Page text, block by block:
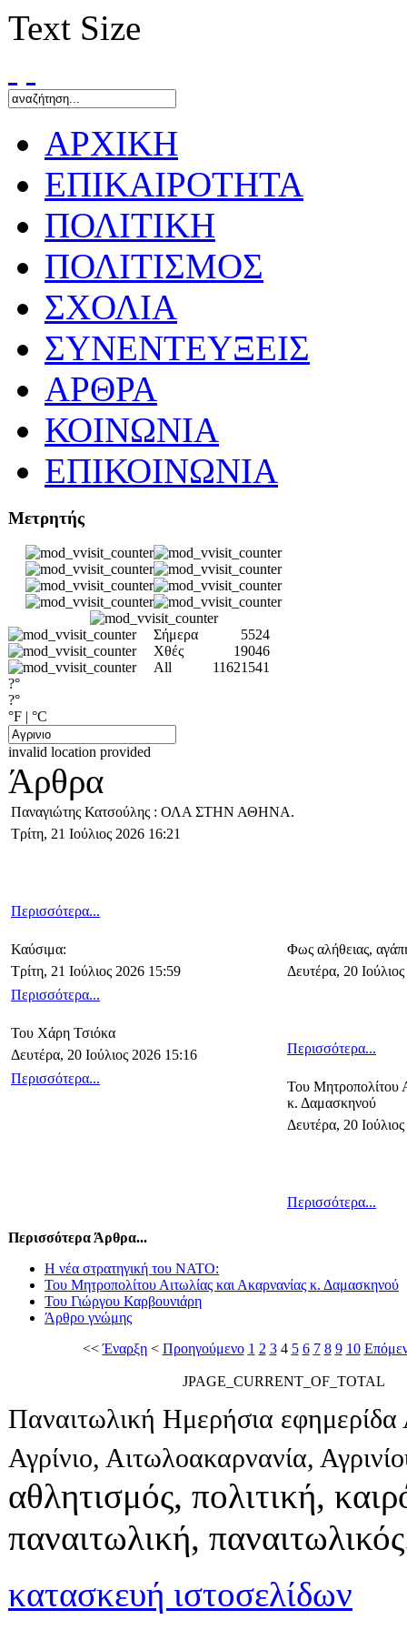
Text Size
ΑΡΧΙΚΗ
ΕΠΙΚΑΙΡΟΤΗΤΑ
ΠΟΛΙΤΙΚΗ
ΠΟΛΙΤΙΣΜΟΣ
ΣΧΟΛΙΑ
ΣΥΝΕΝΤΕΥΞΕΙΣ
ΑΡΘΡΑ
ΚΟΙΝΩΝΙΑ
ΕΠΙΚΟΙΝΩΝΙΑ
Μετρητής
Σήμερα
5524
Χθές
19046
All
11621541
?°
?°
°F | °C
invalid location provided
Άρθρα
Παναγιώτης Κατσούλης : ΟΛΑ ΣΤΗΝ ΑΘΗΝΑ.
Τρίτη, 21 Ιούλιος 2026 16:21
Περισσότερα...
Καύσιμα:
Τρίτη, 21 Ιούλιος 2026 15:59
Περισσότερα...
Του Χάρη Τσιόκα
Δευτέρα, 20 Ιούλιος 2026 15:16
Περισσότερα...
Φως αλήθειας,
Δευτέρα, 20
Περισσότερα...
Του Μητροπολίτου
κ. Δαμασκηνού
Δευτέρα, 20
Περισσότερα...
Περισσότερα Άρθρα...
Η νέα στρατηγική του ΝΑΤΟ:
Του Μητροπολίτου Αιτωλίας και Ακαρνανίας κ. Δαμασκηνού
Του Γιώργου Καρβουνιάρη
Άρθρο γνώμης
<<Έναρξη< Προηγούμενο 1 2 3 4 5 6 7 8 9 10
JPAGE_CURRENT_OF_TOTAL
Παναιτωλική Ημερήσια εφημερίδα
Αγρίνιο, Αιτωλοακαρνανία,
αθλητισμός, πολιτική,
παναιτωλική,
κατασκευή ιστοσελίδων